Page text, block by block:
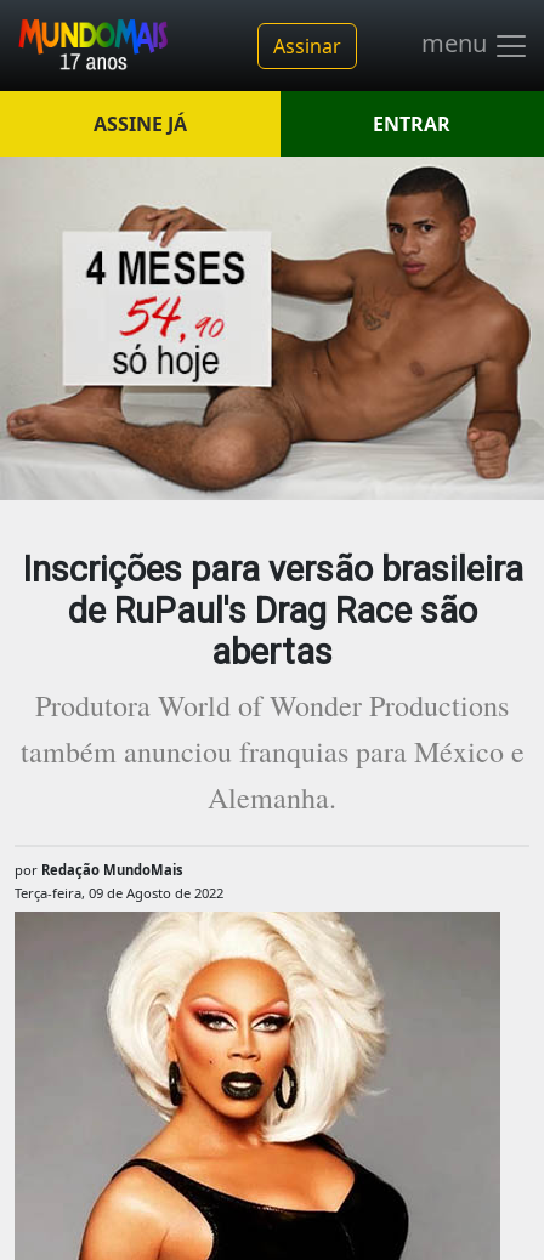
Assinar menu
ASSINE JÁ ENTRAR
Inscrições para versão brasileira
de RuPaul's Drag Race são
abertas
Produtora World of Wonder Productions
também anunciou franquias para México e
Alemanha.
por Redação MundoMais
Terça-feira, 09 de Agosto de 2022